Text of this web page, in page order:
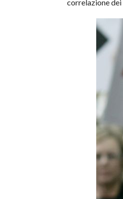
correlazione dei